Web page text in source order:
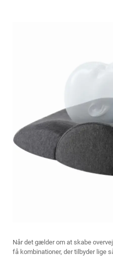
Når det gælder om at skabe
få kombinationer, der tilbyder lige